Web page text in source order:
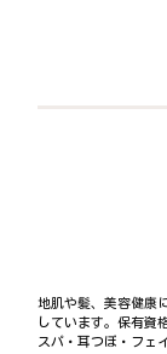
地肌や髪、美容健康
しています。保有資
スパ・耳つぼ・フェ